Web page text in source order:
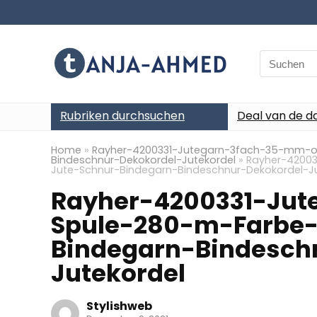
Search
for:
Rubriken durchsuchen Deal van de
Home » Rayher-4200331-Jutegarn-3fach-35-
Bindeschnur-Dekokordel-Jutekordel » Rayher-
Jute-Schnur-Bindegarn-Bindeschnur-Dekokordel-
Rayher-4200331-
Spule-280-m-
Bindegarn-
Jutekordel
Stylishweb